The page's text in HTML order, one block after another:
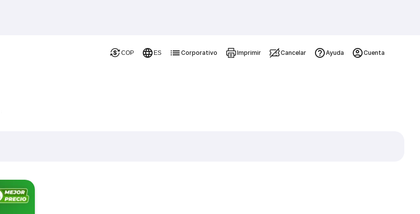
COP ES Corporativo Imprimir Cancelar Ayuda Cuenta